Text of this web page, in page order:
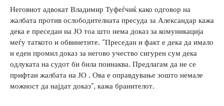
Неговиот адвокат Владимир Туфеѓчиќ како одговор на
жалбата против ослободителната пресуда за Александар кажа
дека е преседан на ЈО тоа што нема доказ за комуникација
меѓу таткото и обвинетите. “Преседан и факт е дека да имало
и еден промил доказ за негово учество сигурен сум дека
одлуката на судот би била поинаква. Предлагам да не се
прифтаи жалбата на ЈО . Ова е оправдување зошто немале
можност да најдат доказ”, кажа бранителот.